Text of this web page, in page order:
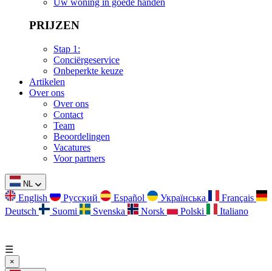
PRIJZEN
Stap 1:
Conciërgeservice
Onbeperkte keuze
Artikelen
Over ons
Over ons
Contact
Team
Beoordelingen
Vacatures
Voor partners
NL
English Русский Español Українська
Français
Deutsch
Suomi Svenska Norsk Polski Italiano
☰
×